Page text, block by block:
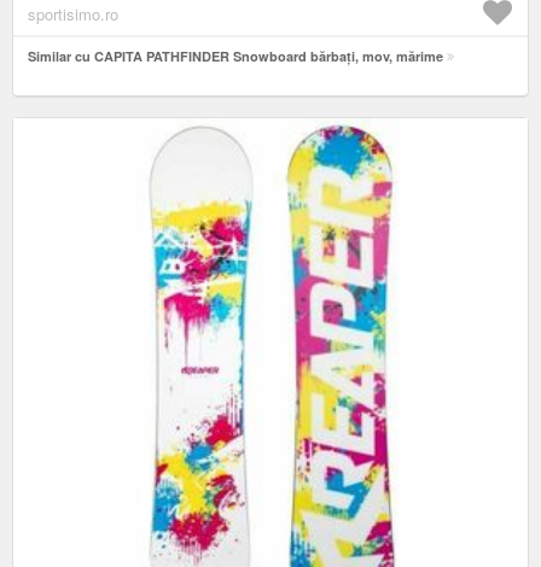
sportisimo.ro
Similar cu CAPITA PATHFINDER Snowboard bărbați, mov, mărime